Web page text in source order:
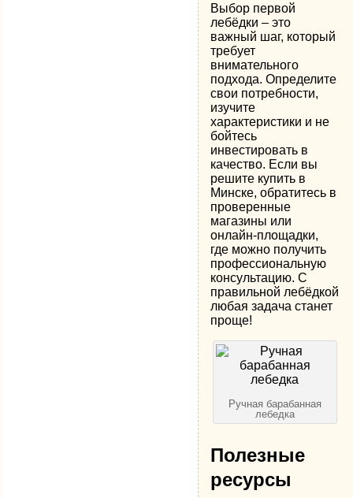
Выбор первой
лебёдки – это
важный шаг, который
требует
внимательного
подхода. Определите
свои потребности,
изучите
характеристики и не
бойтесь
инвестировать в
качество. Если вы
решите купить в
Минске, обратитесь в
проверенные
магазины или
онлайн-площадки,
где можно получить
профессиональную
консультацию. С
правильной лебёдкой
любая задача станет
проще!
Ручная барабанная
лебедка
Полезные
ресурсы